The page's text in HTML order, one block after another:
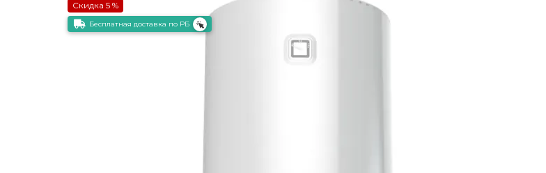
Скидка 5 %
Бесплатная доставка по РБ